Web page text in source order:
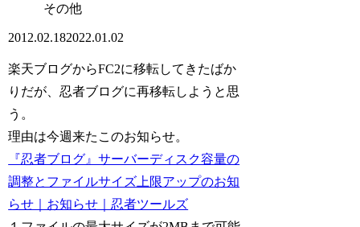
その他
2012.02.182022.01.02
楽天ブログからFC2に移転してきたばか
りだが、忍者ブログに再移転しようと思
う。
理由は今週来たこのお知らせ。
『忍者ブログ』サーバーディスク容量の
調整とファイルサイズ上限アップのお知
らせ｜お知らせ｜忍者ツールズ